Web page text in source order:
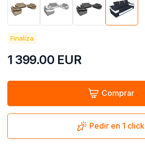
Finaliza
1 399.00 EUR
Comprar
Pedir en 1 click